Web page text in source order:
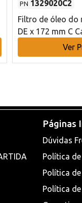
PN 1329020C2
Filtro de óleo do
DE x 172 mm C
Ver
Páginas
Dúvidas
Política
Política
Política